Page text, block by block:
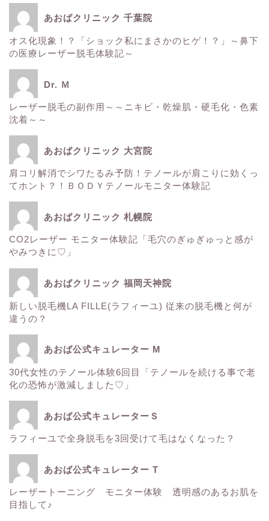
あおばクリニック 千葉院
オス化現象！？「ショック私にまさかのヒゲ！？」～鼻下
の医療レーザー脱毛体験記～
Dr. Ｍ
レーザー脱毛の副作用～～ニキビ・乾燥肌・硬毛化・色素
沈着～～
あおばクリニック 大宮院
肩コリ解消でシワたるみ予防！テノールが肩こりに効くっ
てホント？！ＢＯＤＹテノールモニター体験記
あおばクリニック 札幌院
CO2レーザー モニター体験記「毛穴のぎゅぎゅっと感が
やみつきに♡」
あおばクリニック 福岡天神院
新しい脱毛機LA FILLE(ラフィーユ) 従来の脱毛機と何が
違うの？
あおば公式キュレーター M
30代女性のテノール体験6回目「テノールを続ける事で老
化の恐怖が激減しました♡」
あおば公式キュレーターＳ
ラフィーユで全身脱毛を3回受けて毛はなくなった？
あおば公式キュレーター T
レーザートーニング モニター体験 透明感のあるお肌を
目指して♪
■美容情報■
健康
肌
ウルトラアクセント
サーマクール
レーザートーニング
ＳＲＳマスク